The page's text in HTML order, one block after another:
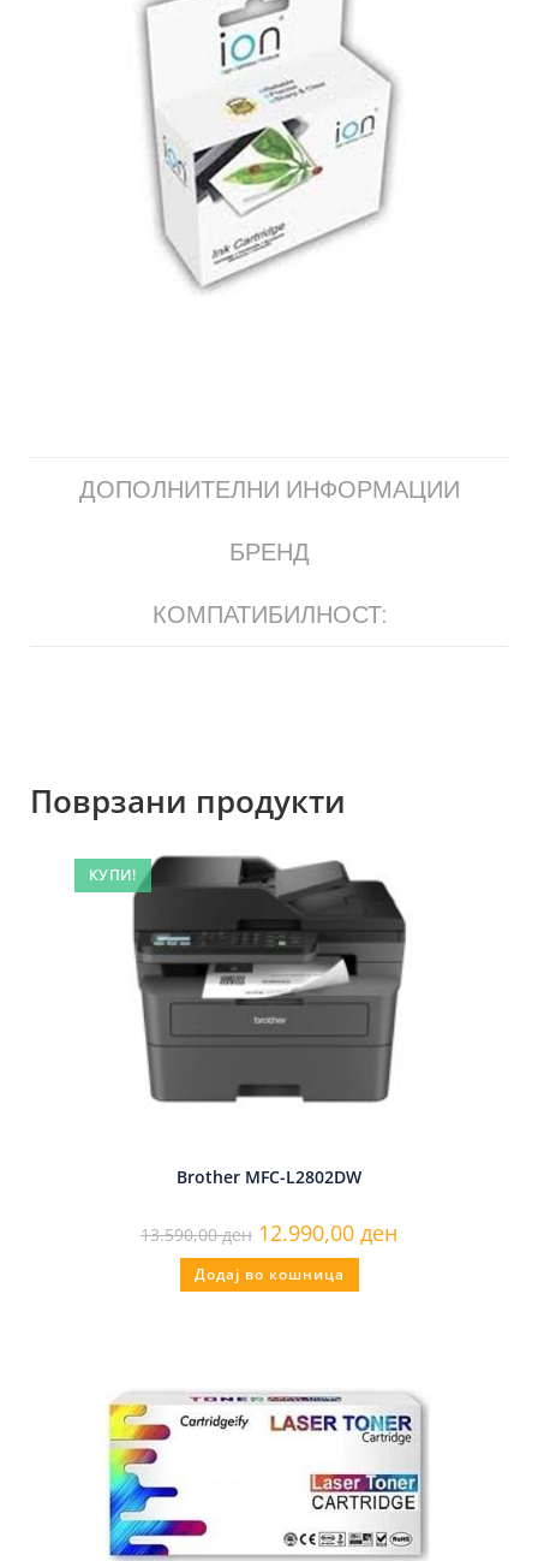
ДОПОЛНИТЕЛНИ ИНФОРМАЦИИ
БРЕНД
КОМПАТИБИЛНОСТ:
Поврзани продукти
КУПИ!
Brother MFC-L2802DW
13.590,00ден 12.990,00 ден
Додај во кошница